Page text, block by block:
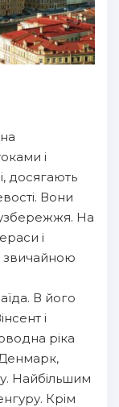
і
досягають
Вони
На
і
звичайною
В його
і
ріка
Найбільшим
Крім